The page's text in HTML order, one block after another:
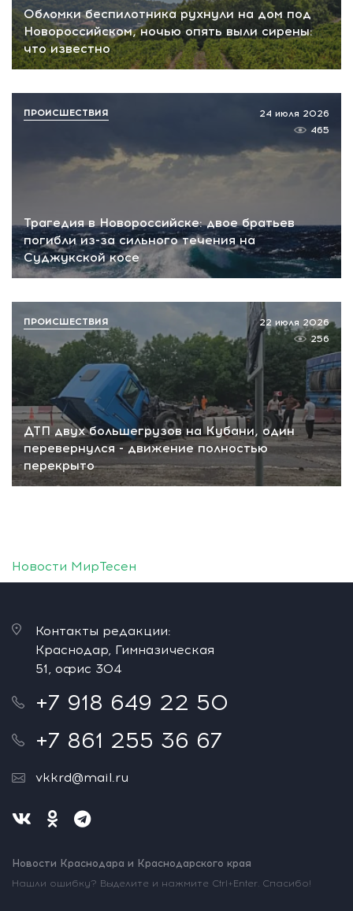
Обломки беспилотника рухнули на дом под
Новороссийском, ночью опять выли сирены:
что известно
Трагедия в Новороссийске: двое братьев
погибли из-за сильного течения на
Суджукской косе
24 июля 2026
465
ПРОИСШЕСТВИЯ
ДТП двух большегрузов на Кубани, один
перевернулся - движение полностью
перекрыто
22 июля 2026
256
ПРОИСШЕСТВИЯ
Новости МирТесен
Контакты редакции:
Краснодар, Гимназическая
51, офис 304
+7 918 649 22 50
+7 861 255 36 67
vkkrd@mail.ru
Новости Краснодара и Краснодарского края
Нашли ошибку? Выделите и нажмите Ctrl+Enter. Спасибо!